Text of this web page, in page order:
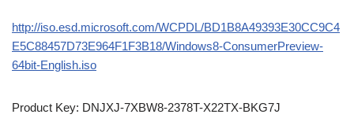
http://iso.esd.microsoft.com/WCPDL/BD1B8A49393E30CC9C4
E5C88457D73E964F1F3B18/Windows8-ConsumerPreview-
64bit-English.iso
Product Key: DNJXJ-7XBW8-2378T-X22TX-BKG7J